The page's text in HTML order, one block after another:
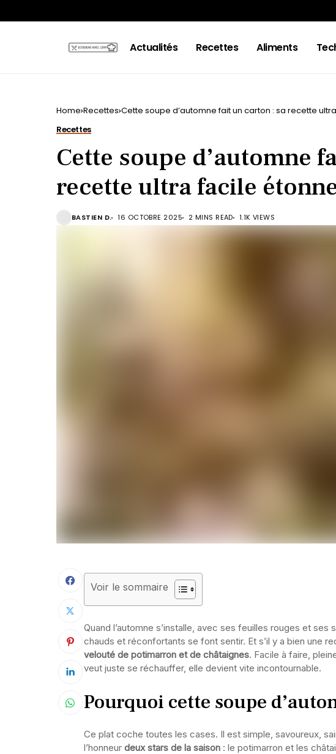
Actualités Recettes Aliments
Home Recettes Cette soupe d’automne fait un carton : sa recette
Recettes
Cette soupe d’automne
recette ultra facile
BASTIEN D. 16 OCTOBRE 2025 2 MINS READ 1.1K VIEWS
Voir le sommaire
Quand l’automne s’installe, avec ses feuilles rouges et
chauds et réconfortants se font sentir. Et s’il y a bien une
velouté de potimarron et de châtaignes. Facile à faire,
veut juste se réchauffer, elle devient vite incontournable.
Pourquoi cette soupe
Ce plat coche toutes les cases. Il est simple, savoureux,
l’honneur deux stars de la saison : le potimarron et les